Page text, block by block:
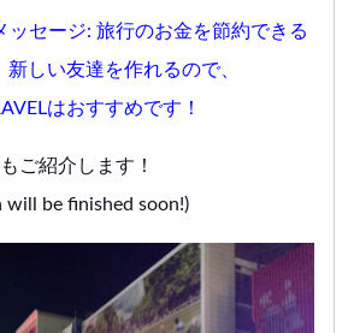
ッセージ: 旅行のお金を節約できる
しい友達を作れるので、
はおすすめです！
ご紹介します！
will be finished soon!)